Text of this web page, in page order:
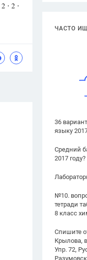
ЧАСТО
36
языку
Средний
2017 году?
№10.
тетради
8 класс
Спишите
Крылова,
Упр. 72,
∙ 2 ∙